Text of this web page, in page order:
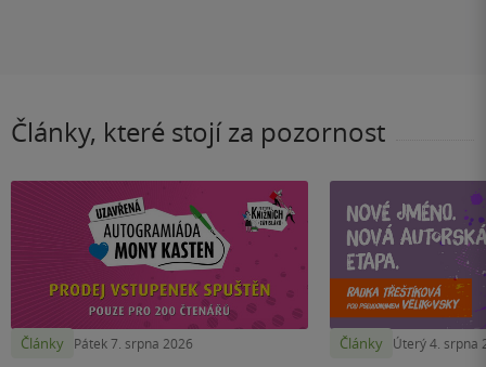
Články, které stojí za pozornost
Články Pátek 7. srpna 2026 Články Úterý 4. srpna